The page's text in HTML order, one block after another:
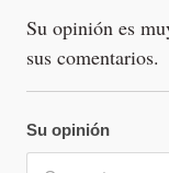
Su opinión es
sus comentarios.
Su opinión